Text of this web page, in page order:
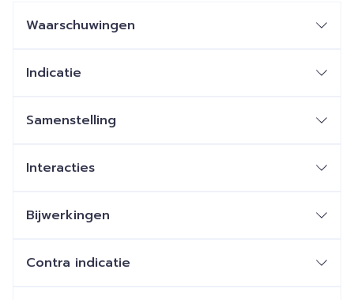
Waarschuwingen
Indicatie
Samenstelling
Interacties
Bijwerkingen
Contra indicatie